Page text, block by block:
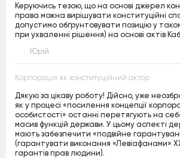
Керуючись тезою, що на основі джерел
права можна вирішувати конституційні
допустимо обґрунтовувати позицію у
при ухваленні рішення) на основі актів
Юрій
Корпорація як конституційний актор
Дякую за цікаву роботу! Дійсно, уже
як у процесі «посилення концепції
особистості» останні перетягують на
масив функцій держави. У цьому аспекті
мають забезпечити «подвійне
(гарантувати виконання «Левіафанами»
гарантів прав людини).